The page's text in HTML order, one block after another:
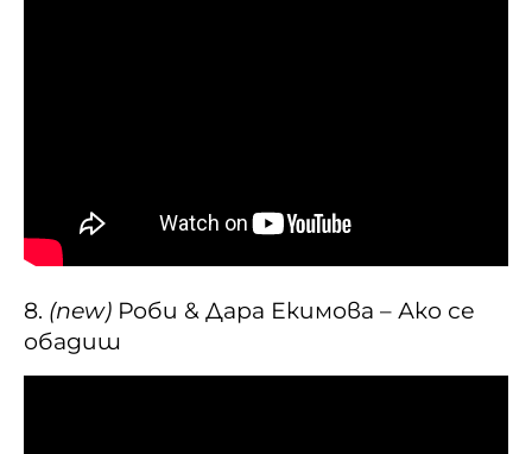
8. (new) Роби & Дара Екимова – Ако се
обадиш